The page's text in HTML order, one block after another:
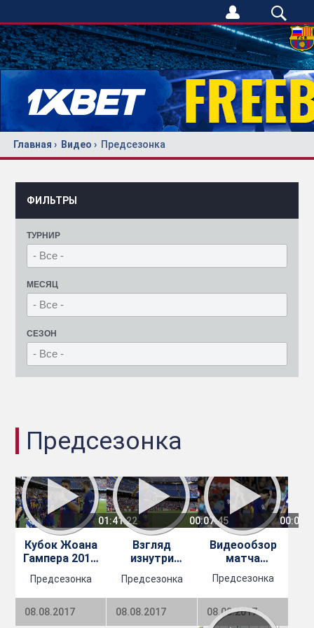
Главная Видео Предсезонка
ФИЛЬТРЫ
ТУРНИР
МЕСЯЦ
СЕЗОН
Предсезонка
01:41:22
Кубок Жоана
Гампера 2017.
Барселона -
Шапекоенсе
Предсезонка
08.08.2017
00:07:45
Взгляд
изнутри
Жоана
Гампера
Предсезонка
08.08.2017
Видеообзор
матча
Барселона 5 -
0
Шапекоенсе.
Трофей
Жоана
Предсезонка
08.08.2017